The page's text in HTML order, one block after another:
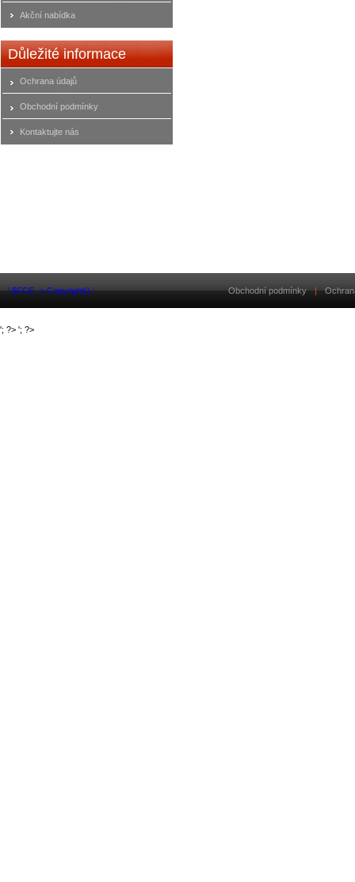
Akční nabídka
Důležité informace
Ochrana údajů
Obchodní podmínky
Kontaktujte nás
'.$FCE -> Copyright().' Obchodní podmínky |
'; ?> '; ?>